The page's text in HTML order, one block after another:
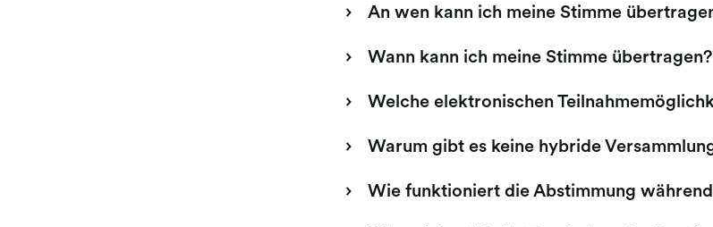
An wen kann ich meine Stimme
Wann kann ich meine Stimme übertragen?
Welche elektronischen
Warum gibt es keine hybride
Wie funktioniert die Abstimmung